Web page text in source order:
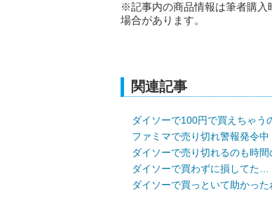
※記事内の商品情報は筆者購入
場合があります。
関連記事
ダイソーで100円で買えちゃう
ファミマで売り切れ警報発令
ダイソーで売り切れるのも時
ダイソーで買わずに損してた
ダイソーで買っといて助かっ